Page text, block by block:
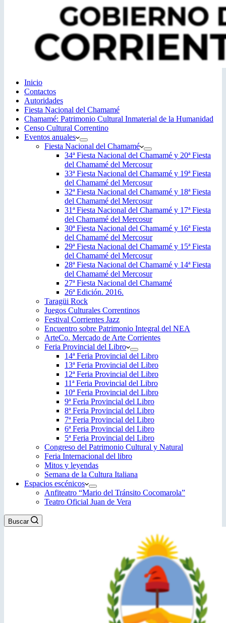
Inicio
Contactos
Autoridades
Fiesta Nacional del Chamamé
Chamamé: Patrimonio Cultural Inmaterial de la Humanidad
Censo Cultural Correntino
Eventos anuales
Fiesta Nacional del Chamamé
34ª Fiesta Nacional del Chamamé y 20ª Fiesta
del Chamamé del Mercosur
33ª Fiesta Nacional del Chamamé y 19ª Fiesta
del Chamamé del Mercosur
32ª Fiesta Nacional del Chamamé y 18ª Fiesta
del Chamamé del Mercosur
31ª Fiesta Nacional del Chamamé y 17ª Fiesta
del Chamamé del Mercosur
30ª Fiesta Nacional del Chamamé y 16ª Fiesta
del Chamamé del Mercosur
29ª Fiesta Nacional del Chamamé y 15ª Fiesta
del Chamamé del Mercosur
28ª Fiesta Nacional del Chamamé y 14ª Fiesta
del Chamamé del Mercosur
27ª Fiesta Nacional del Chamamé
26ª Edición. 2016.
Taragüi Rock
Juegos Culturales Correntinos
Festival Corrientes Jazz
Encuentro sobre Patrimonio Integral del NEA
ArteCo. Mercado de Arte Corrientes
Feria Provincial del Libro
14ª Feria Provincial del Libro
13ª Feria Provincial del Libro
12ª Feria Provincial del Libro
11ª Feria Provincial del Libro
10ª Feria Provincial del Libro
9ª Feria Provincial del Libro
8ª Feria Provincial del Libro
7ª Feria Provincial del Libro
6ª Feria Provincial del Libro
5ª Feria Provincial del Libro
Congreso del Patrimonio Cultural y Natural
Feria Internacional del libro
Mitos y leyendas
Semana de la Cultura Italiana
Espacios escénicos
Anfiteatro “Mario del Tránsito Cocomarola”
Teatro Oficial Juan de Vera
Buscar